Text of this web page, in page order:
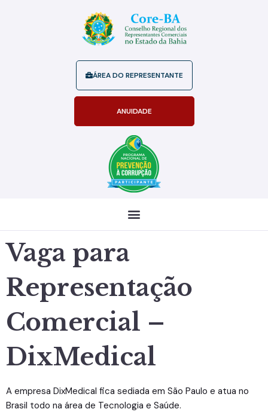
ÁREA DO REPRESENTANTE
ANUIDADE
Vaga para
Representação
Comercial –
DixMedical
A empresa DixMedical fica sediada em São Paulo e atua no
Brasil todo na área de Tecnologia e Saúde.